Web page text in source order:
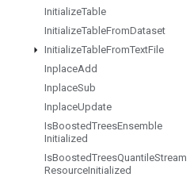
InitializeTable
InitializeTableFromDataset
InitializeTableFromTextFile
InplaceAdd
InplaceSub
InplaceUpdate
IsBoostedTreesEnsemble
Initialized
IsBoostedTreesQuantileStream
ResourceInitialized
Permanecer conectado